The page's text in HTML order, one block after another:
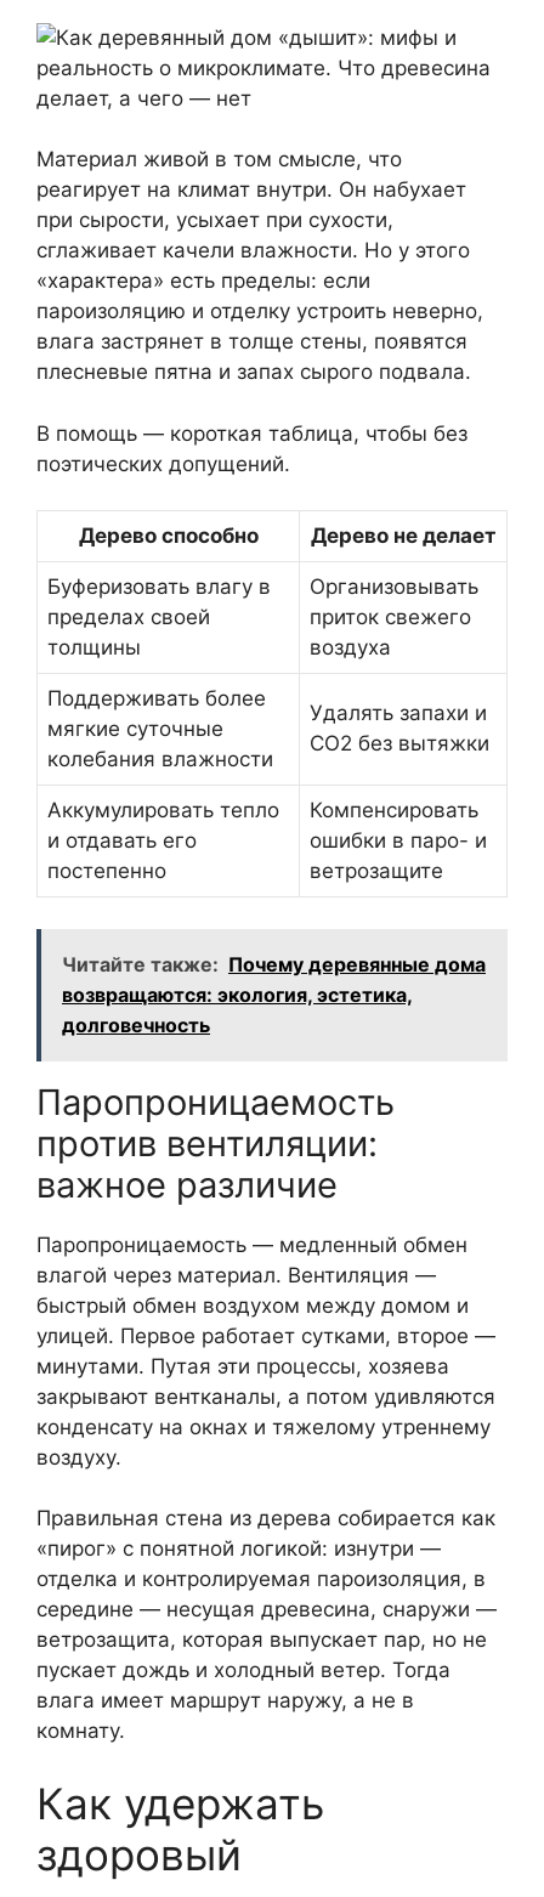
Материал живой в том смысле, что
реагирует на климат внутри. Он набухает
при сырости, усыхает при сухости,
сглаживает качели влажности. Но у этого
«характера» есть пределы: если
пароизоляцию и отделку устроить неверно,
влага застрянет в толще стены, появятся
плесневые пятна и запах сырого подвала.
В помощь — короткая таблица, чтобы без
поэтических допущений.
Дерево способно Дерево не делает
Буферизовать влагу в
пределах своей
толщины
Организовывать
приток свежего
воздуха
Поддерживать более
мягкие суточные
колебания влажности
Удалять запахи и
CO2 без вытяжки
Аккумулировать тепло
и отдавать его
постепенно
Компенсировать
ошибки в паро- и
ветрозащите
Читайте также: Почему деревянные дома
возвращаются: экология, эстетика,
долговечность
Паропроницаемость
против вентиляции:
важное различие
Паропроницаемость — медленный обмен
влагой через материал. Вентиляция —
быстрый обмен воздухом между домом и
улицей. Первое работает сутками, второе —
минутами. Путая эти процессы, хозяева
закрывают вентканалы, а потом удивляются
конденсату на окнах и тяжелому утреннему
воздуху.
Правильная стена из дерева собирается как
«пирог» с понятной логикой: изнутри —
отделка и контролируемая пароизоляция, в
середине — несущая древесина, снаружи —
ветрозащита, которая выпускает пар, но не
пускает дождь и холодный ветер. Тогда
влага имеет маршрут наружу, а не в
комнату.
Как удержать
здоровый